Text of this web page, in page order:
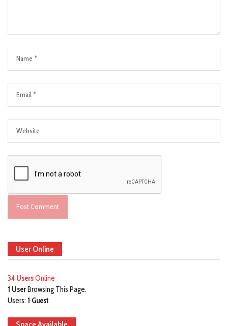
User Online
34 UsersOnline
1 UserBrowsing This Page.
Users: 1 Guest